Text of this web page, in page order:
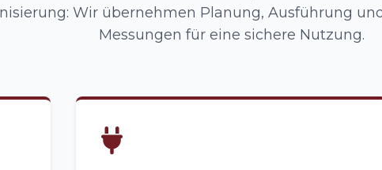
Wir übernehmen Planung, Ausführung
Messungen für eine sichere Nutzung.